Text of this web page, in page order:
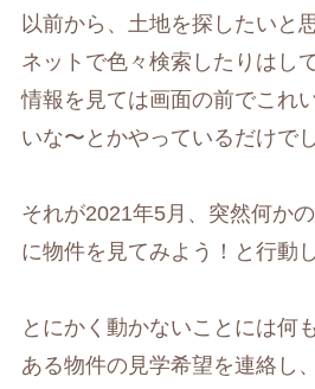
以前から、土地を探したいと
ネットで色々検索したりはし
情報を見ては画面の前でこれ
いな〜とかやっているだけでし
それが2021年5月、突然何か
に物件を見てみよう！と行動
とにかく動かないことには何
ある物件の見学希望を連絡し